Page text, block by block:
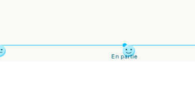
En partie